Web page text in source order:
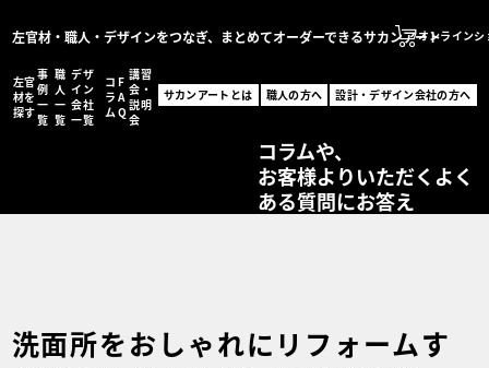
左官材・職人・デザインをつなぎ、まとめてオーダーできるサカンアートオンラインシ
左官
材を
探す
事
例
一
覧
職
人
一
覧
デザ
イン
会社
一覧
コ
ラ
ム
F
A
Q
講習
会・
説明
会
サカンアートとは 職人の方へ 設計・デザイン会社の方へ
サカンアートとは
職人の方へ
設計・デザイン会社の
オンラインショッ
コラム
FAQ
コラムや、
お客様よりいただくよく
ある質問にお答え
洗面所をおしゃれにリフォームす